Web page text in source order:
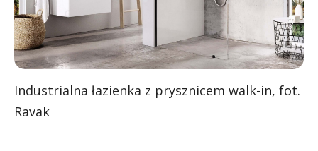
Industrialna łazienka z prysznicem walk-in, fot.
Ravak